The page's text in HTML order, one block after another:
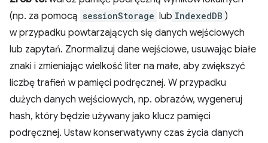
(np. za pomocą sessionStorage lub IndexedDB )
w przypadku powtarzających się danych wejściowych
lub zapytań. Znormalizuj dane wejściowe, usuwając białe
znaki i zmieniając wielkość liter na małe, aby zwiększyć
liczbę trafień w pamięci podręcznej. W przypadku
dużych danych wejściowych, np. obrazów, wygeneruj
hash, który będzie używany jako klucz pamięci
podręcznej. Ustaw konserwatywny czas życia danych